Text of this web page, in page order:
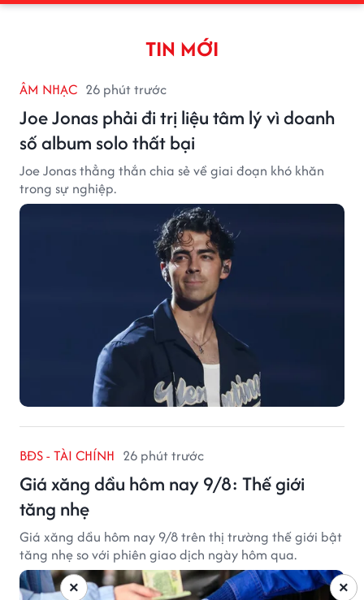
TIN MỚI
ÂM NHẠC 26 phút trước
Joe Jonas phải đi trị liệu tâm lý vì doanh
số album solo thất bại
Joe Jonas thẳng thắn chia sẻ về giai đoạn khó khăn
trong sự nghiệp.
BĐS - TÀI CHÍNH 26 phút trước
Giá xăng dầu hôm nay 9/8: Thế giới
tăng nhẹ
Giá xăng dầu hôm nay 9/8 trên thị trường thế giới bật
tăng nhẹ so với phiên giao dịch ngày hôm qua.
×
×